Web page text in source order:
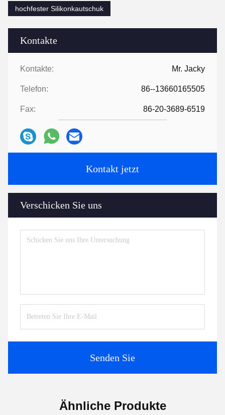
Kontakte
Kontakte: Mr. Jacky
Telefon: 86--13660165505
Fax: 86-20-3689-6519
Kontakt jetzt
Verschicken Sie uns
Senden Sie
hochfester Silikonkautschuk
Ähnliche Produkte